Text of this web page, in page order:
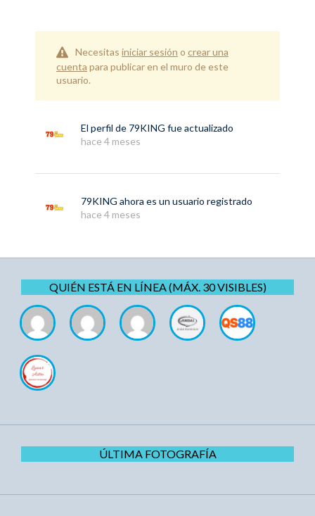
Necesitas iniciar sesión o crear una
cuenta para publicar en el muro de este
usuario.
El perfil de 79KING fue actualizado
hace 4 meses
79KING ahora es un usuario registrado
hace 4 meses
QUIÉN ESTÁ EN LÍNEA (MÁX. 30 VISIBLES)
ÚLTIMA FOTOGRAFÍA